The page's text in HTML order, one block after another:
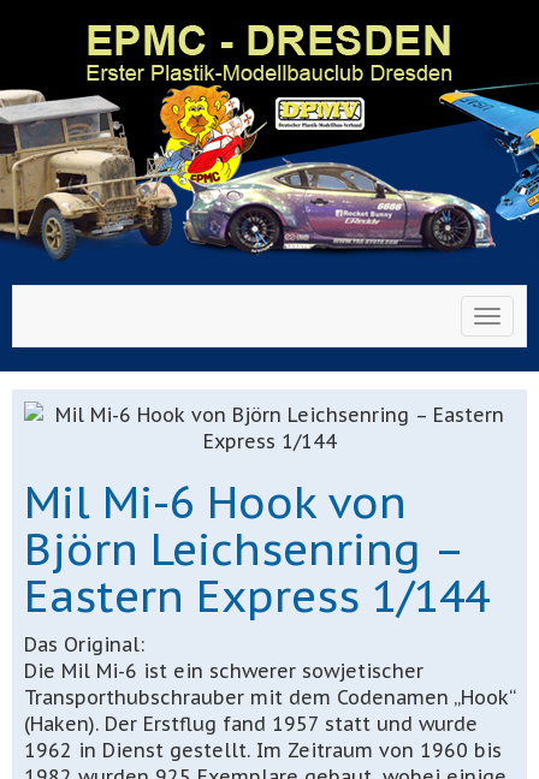
Mil Mi-6 Hook von
Björn Leichsenring –
Eastern Express 1/144
Das Original:
Die Mil Mi-6 ist ein schwerer sowjetischer
Transporthubschrauber mit dem Codenamen „Hook“
(Haken). Der Erstflug fand 1957 statt und wurde
1962 in Dienst gestellt. Im Zeitraum von 1960 bis